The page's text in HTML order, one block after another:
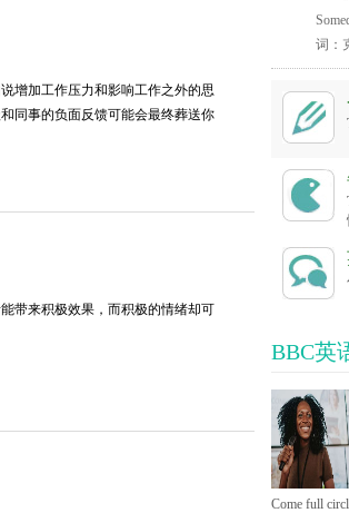
增加工作压力和影响工作之外的思
同事的负面反馈可能会最终葬送你
带来积极效果，而积极的情绪却可
词：
BBC英
Come full